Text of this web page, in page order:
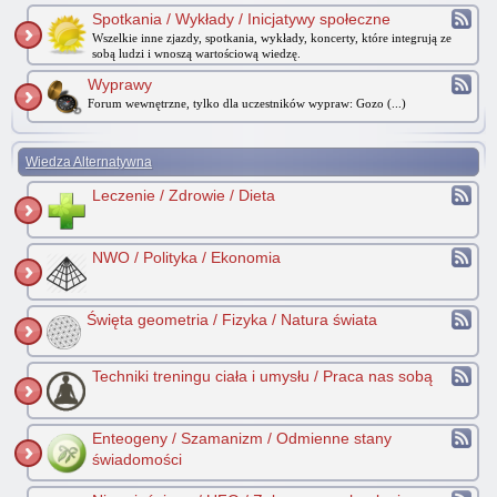
Spotkania / Wykłady / Inicjatywy społeczne
Wszelkie inne zjazdy, spotkania, wykłady, koncerty, które integrują ze
sobą ludzi i wnoszą wartościową wiedzę.
Wyprawy
Forum wewnętrzne, tylko dla uczestników wypraw: Gozo (...)
Wiedza Alternatywna
Leczenie / Zdrowie / Dieta
NWO / Polityka / Ekonomia
Święta geometria / Fizyka / Natura świata
Techniki treningu ciała i umysłu / Praca nas sobą
Enteogeny / Szamanizm / Odmienne stany
świadomości